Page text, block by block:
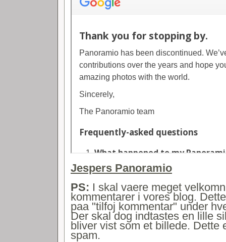
Jespers Panoramio
PS: I skal vaere meget
kommentarer i vores blog.
paa "tilfoj kommentar" under
Der skal dog indtastes en lille
bliver vist som et billede. Dette
spam.